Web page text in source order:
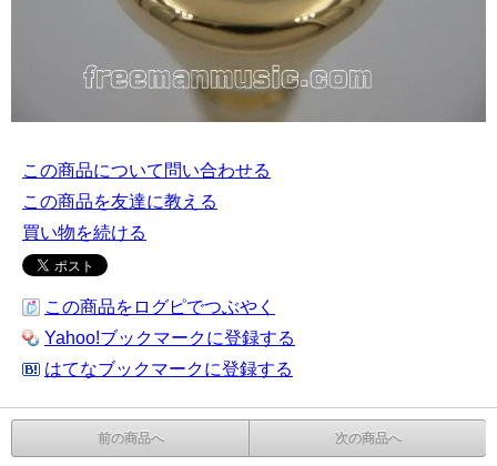
この商品について問い合わせる
この商品を友達に教える
買い物を続ける
この商品をログピでつぶやく
Yahoo!ブックマークに登録する
はてなブックマークに登録する
前の商品へ 次の商品へ